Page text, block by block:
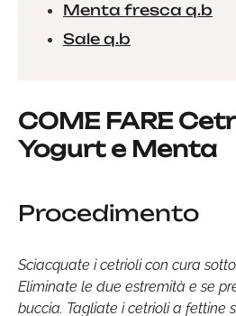
Menta fresca q.b
Sale q.b
COME FARE
Yogurt e Menta
Procedimento
Sciacquate i cetrioli con cura
Eliminate le due estremità e se
buccia. Tagliate i cetrioli a fettine